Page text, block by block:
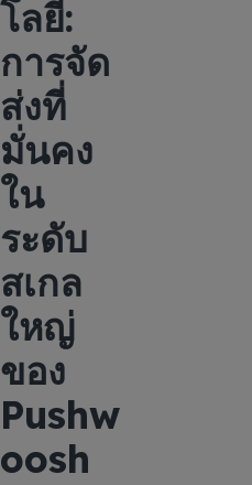
โลยี:
การจัด
ส่งที่
มั่นคง
ใน
ระดับ
สเกล
ใหญ่
ของ
Pushw
oosh